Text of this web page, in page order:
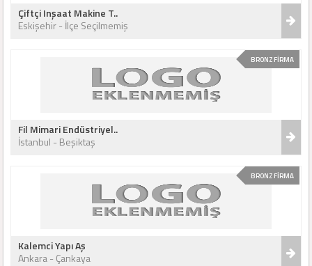
Çiftçi Inşaat Makine T..
Eskişehir - İlçe Seçilmemiş
BRONZ FİRMA
Fil Mimari Endüstriyel..
İstanbul - Beşiktaş
BRONZ FİRMA
Kalemci Yapı Aş
Ankara - Çankaya